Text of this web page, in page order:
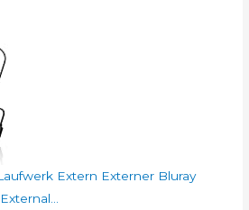
Extern Externer Bluray